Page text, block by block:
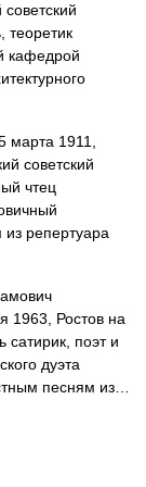
теоретик
кафедрой
марта 1911,
советский
чтец
репертуара
1963, Ростов на
сатирик, поэт и
дуэта
песням из…